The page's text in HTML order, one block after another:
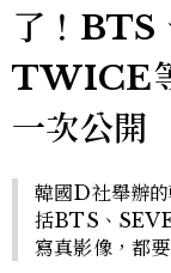
了！
TWICE
一次公開
韓國D社舉辦
括BTS、
寫真影像，都